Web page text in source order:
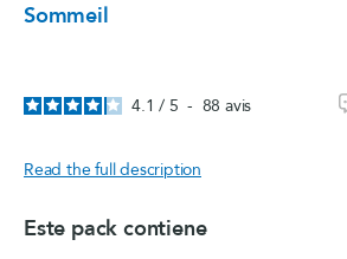
Sommeil
4.1 / 5 - 88avis
Read the full description
Este pack contiene